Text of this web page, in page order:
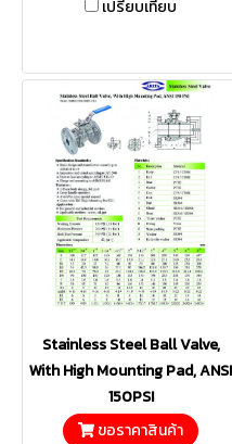
เปรียบเทียบ
Stainless Steel Ball Valve,
With High Mounting Pad, ANSI
150PSI
ขอราคาสินค้า